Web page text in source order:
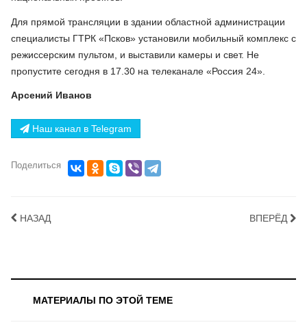
Для прямой трансляции в здании областной администрации
специалисты ГТРК «Псков» установили мобильный комплекс с
режиссерским пультом, и выставили камеры и свет. Не
пропустите сегодня в 17.30 на телеканале «Россия 24».
Арсений Иванов
Наш канал в Telegram
Поделиться
НАЗАД ВПЕРЁД
МАТЕРИАЛЫ ПО ЭТОЙ ТЕМЕ